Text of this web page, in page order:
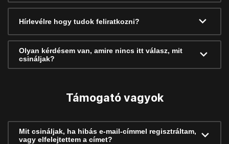
Hírlevélre hogy tudok feliratkozni?
Olyan kérdésem van, amire nincs itt válasz, mit
csináljak?
Támogató vagyok
Mit csináljak, ha hibás e-mail-címmel regisztráltam,
vagy elfelejtettem a címet?